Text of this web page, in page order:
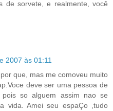
de sorvete, e realmente, você
2007 às 01:11
que, mas me comoveu muito
deve ser uma pessoa de
so alguem assim nao se
vida. Amei seu espaÇo ,tudo